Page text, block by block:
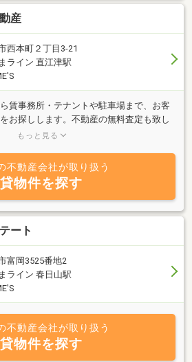
産
西本町２丁目3-21
ライン 直江津駅
賃事務所・テナントや駐車場まで、お客
お探しします。不動産の無料査定も致し
売りたい方・貸したい方、ぜひお気軽に
もっと見る
不動産会社が取り扱う
物件を探す
ート
富岡3525番地2
ライン 春日山駅
不動産会社が取り扱う
物件を探す